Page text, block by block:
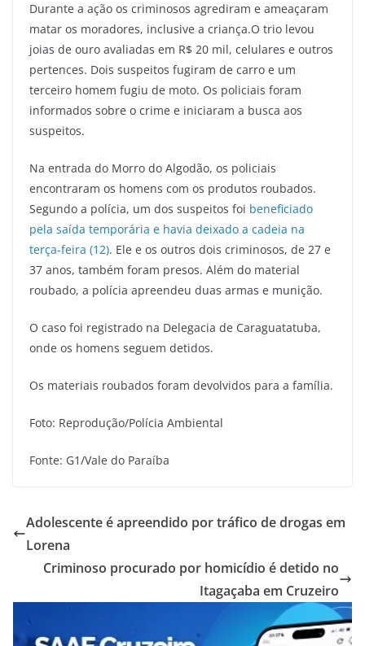
Durante a ação os criminosos agrediram e ameaçaram
matar os moradores, inclusive a criança.O trio levou
joias de ouro avaliadas em R$ 20 mil, celulares e outros
pertences. Dois suspeitos fugiram de carro e um
terceiro homem fugiu de moto. Os policiais foram
informados sobre o crime e iniciaram a busca aos
suspeitos.
Na entrada do Morro do Algodão, os policiais
encontraram os homens com os produtos roubados.
Segundo a polícia, um dos suspeitos foi beneficiado
pela saída temporária e havia deixado a cadeia na
terça-feira (12). Ele e os outros dois criminosos, de 27 e
37 anos, também foram presos. Além do material
roubado, a polícia apreendeu duas armas e munição.
O caso foi registrado na Delegacia de Caraguatatuba,
onde os homens seguem detidos.
Os materiais roubados foram devolvidos para a família.
Foto: Reprodução/Polícia Ambiental
Fonte: G1/Vale do Paraíba
Adolescente é apreendido por tráfico de drogas em
Lorena
Criminoso procurado por homicídio é detido no
Itagaçaba em Cruzeiro